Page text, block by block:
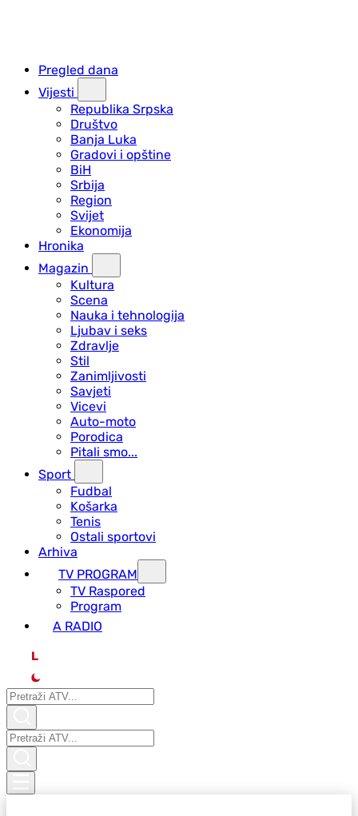
Pregled dana
Vijesti
Republika Srpska
Društvo
Banja Luka
Gradovi i opštine
BiH
Srbija
Region
Svijet
Ekonomija
Hronika
Magazin
Kultura
Scena
Nauka i tehnologija
Ljubav i seks
Zdravlje
Stil
Zanimljivosti
Savjeti
Vicevi
Auto-moto
Porodica
Pitali smo...
Sport
Fudbal
Košarka
Tenis
Ostali sportovi
Arhiva
TV PROGRAM
ТV Raspored
Program
A RADIO
L